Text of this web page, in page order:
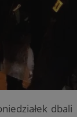
dbali